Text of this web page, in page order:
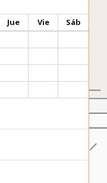
Jue Vie
Sáb